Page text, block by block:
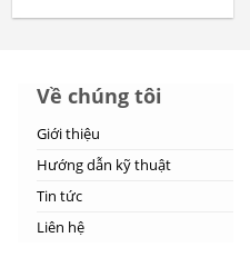
Về chúng tôi
Giới thiệu
Hướng dẫn kỹ thuật
Tin tức
Liên hệ